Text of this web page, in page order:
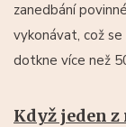
zanedbání
vykonávat, což
dotkne více než
Když jeden